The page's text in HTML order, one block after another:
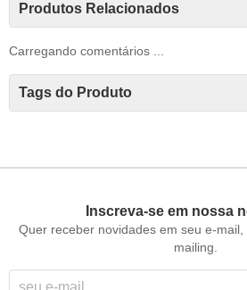
Produtos Relacionados
Carregando comentários ...
Tags do Produto
Inscreva-se em nossa
Quer receber novidades em seu e-
mailing.